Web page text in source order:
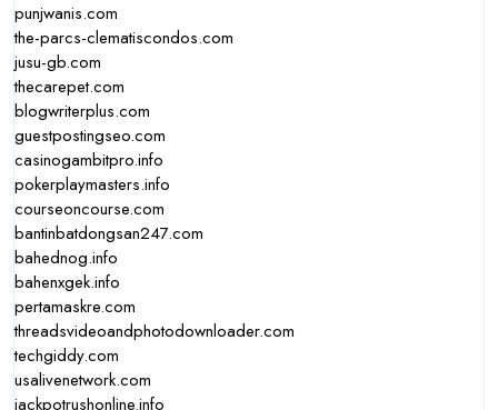
punjwanis.com
the-parcs-clematiscondos.com
jusu-gb.com
thecarepet.com
blogwriterplus.com
guestpostingseo.com
casinogambitpro.info
pokerplaymasters.info
courseoncourse.com
bantinbatdongsan247.com
bahednog.info
bahenxgek.info
pertamaskre.com
threadsvideoandphotodownloader.com
techgiddy.com
usalivenetwork.com
jackpotrushonline.info